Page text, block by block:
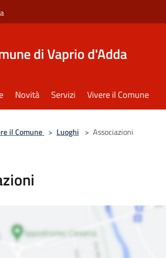
di Vaprio d'Adda
Novità Servizi Vivere il Comune
il Comune > Luoghi > Associazioni